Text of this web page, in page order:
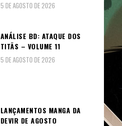
5 DE AGOSTO DE 2026
ANÁLISE BD: ATAQUE DOS
TITÃS – VOLUME 11
5 DE AGOSTO DE 2026
LANÇAMENTOS MANGA DA
DEVIR DE AGOSTO